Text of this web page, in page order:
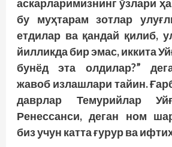
аскарларимизнинг ўзлари
бу муҳтарам зотлар
етдилар ва қандай қилиб,
йилликда бир эмас, иккита
бунёд эта олдилар?”
жавоб излашлари тайин.
даврлар Темурийлар
Ренессанси, деган ном
биз учун катта ғурур ва